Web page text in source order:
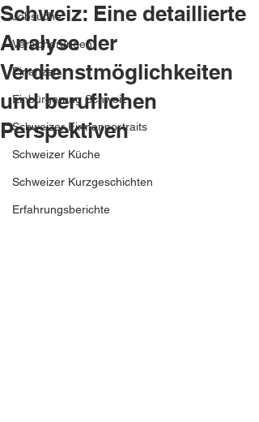
Jobsuche
Versicherungen
Finanzen
Einbürgerung Schweiz
Schweizer Firmenportraits
Schweizer Küche
Schweizer Kurzgeschichten
Erfahrungsberichte
Schweiz: Eine detaillierte
Analyse der
Verdienstmöglichkeiten
und beruflichen
Perspektiven